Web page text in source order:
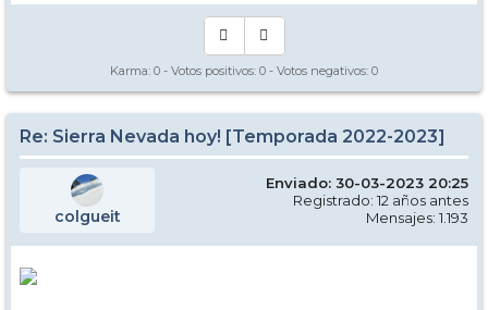
Karma: 0 - Votos positivos: 0 - Votos negativos: 0
Re: Sierra Nevada hoy! [Temporada 2022-2023]
colgueit
Enviado: 30-03-2023 20:25
Registrado: 12 años antes
Mensajes: 1.193